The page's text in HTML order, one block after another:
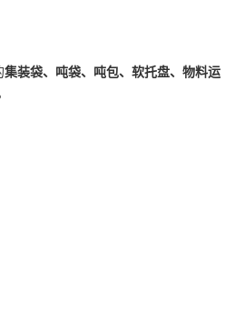
集装袋、吨袋、吨包、软托盘、物料运